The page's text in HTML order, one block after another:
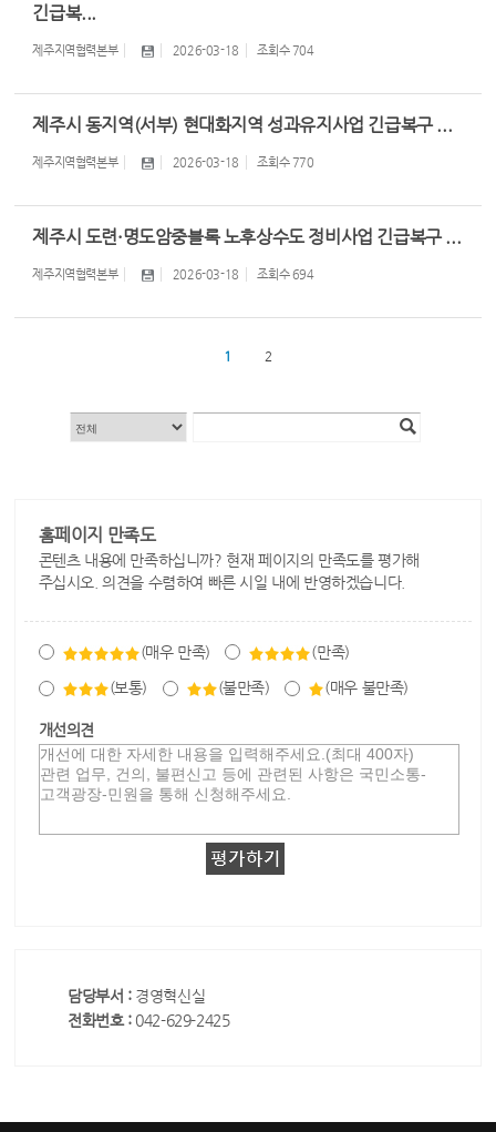
긴급복...
제주지역협력본부 2026-03-18 조회수704
제주시 동지역(서부) 현대화지역 성과유지사업 긴급복구 ...
제주지역협력본부 2026-03-18 조회수770
제주시 도련·명도암중블록 노후상수도 정비사업 긴급복구 ...
제주지역협력본부 2026-03-18 조회수694
1 2
홈페이지 만족도
콘텐츠 내용에 만족하십니까? 현재 페이지의 만족도를 평가해
주십시오. 의견을 수렴하여 빠른 시일 내에 반영하겠습니다.
(매우 만족) (만족)
(보통) (불만족) (매우 불만족)
개선의견
담당부서 : 경영혁신실
전화번호 : 042-629-2425